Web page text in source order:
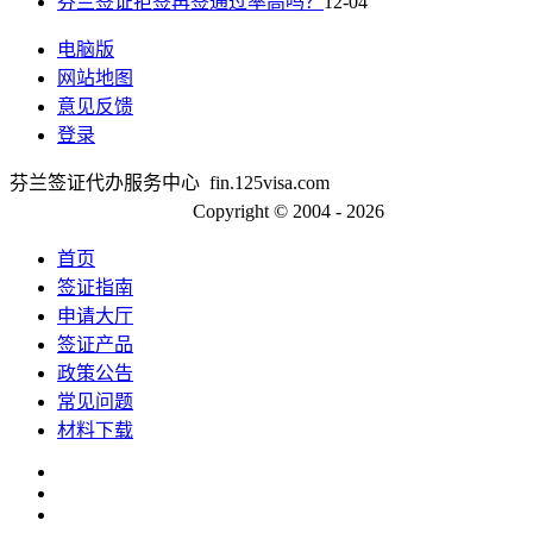
电脑版
网站地图
意见反馈
登录
芬兰签证代办服务中心 fin.125visa.com
Copyright © 2004 - 2026
首页
签证指南
申请大厅
签证产品
政策公告
常见问题
材料下载